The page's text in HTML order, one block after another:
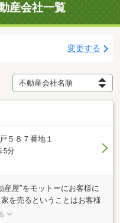
産会社一覧
変更する
５８７番地１
5分
産屋”をモットーにお客様に
を売るということはお客様
す。売主様にとって大切な